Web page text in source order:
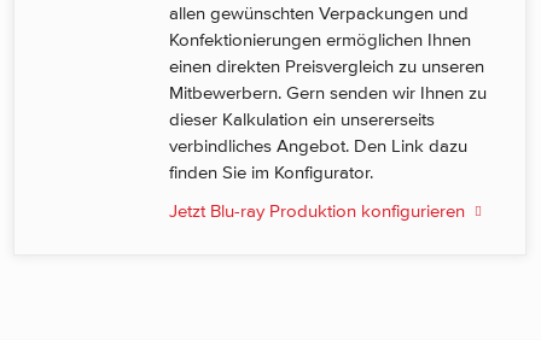
allen gewünschten Verpackungen und
Konfektionierungen ermöglichen Ihnen
einen direkten Preisvergleich zu unseren
Mitbewerbern. Gern senden wir Ihnen zu
dieser Kalkulation ein unsererseits
verbindliches Angebot. Den Link dazu
finden Sie im Konfigurator.
Jetzt Blu-ray Produktion konfigurieren